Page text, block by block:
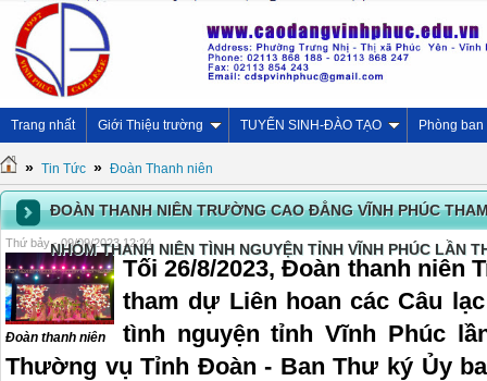
Trang nhất Giới Thiệu trường TUYỂN SINH-ĐÀO TẠO Phòng ban
» Tin Tức » Đoàn Thanh niên
ĐOÀN THANH NIÊN TRƯỜNG CAO ĐẲNG VĨNH PHÚC
NHÓM THANH NIÊN TÌNH NGUYỆN TỈNH VĨNH PHÚC LẦN
Thứ bảy - 09/09/2023 12:24
Đoàn thanh niên
Tối 26/8/2023, Đoàn thanh niên
tham dự Liên hoan các Câu
tình nguyện tỉnh Vĩnh Phúc
Thường vụ Tỉnh Đoàn - Ban Thư ký Ủy